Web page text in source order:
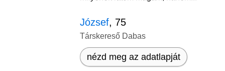
József, 75
Társkereső Dabas
nézd meg az adatlapját